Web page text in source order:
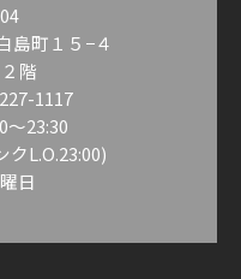
島町１５−４
階
1117
～23:30
クL.O.23:00)
日